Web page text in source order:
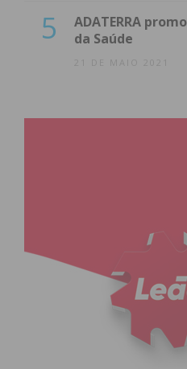
5
ADATERRA
da Saúde
21 DE MAIO 2021